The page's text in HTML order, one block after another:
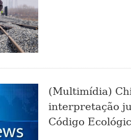
(Multimídia)
interpretação
Código